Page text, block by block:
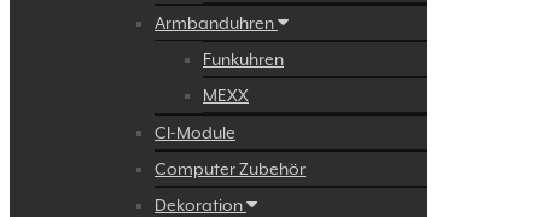
Armbanduhren
Funkuhren
MEXX
CI-Module
Computer Zubehör
Dekoration